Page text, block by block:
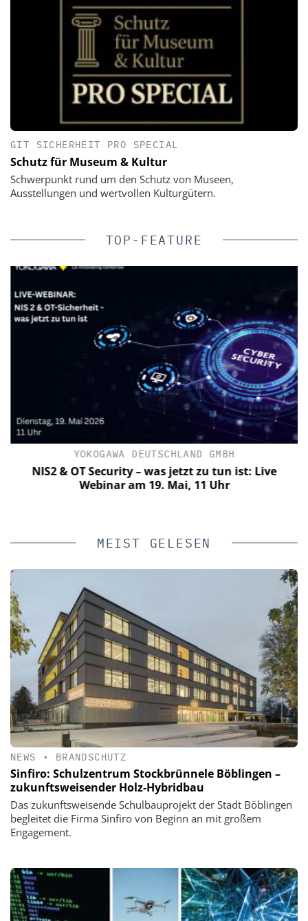
GIT SICHERHEIT PRO SPECIAL
Schutz für Museum & Kultur
Schwerpunkt rund um den Schutz von Museen,
Ausstellungen und wertvollen Kulturgütern.
TOP-FEATURE
YOKOGAWA DEUTSCHLAND GMBH
NIS2 & OT Security – was jetzt zu tun ist: Live
Webinar am 19. Mai, 11 Uhr
MEIST GELESEN
NEWS • BRANDSCHUTZ
Sinfiro: Schulzentrum Stockbrünnele Böblingen –
zukunftsweisender Holz-Hybridbau
Das zukunftsweisende Schulbauprojekt der Stadt Böblingen
begleitet die Firma Sinfiro von Beginn an mit großem
Engagement.